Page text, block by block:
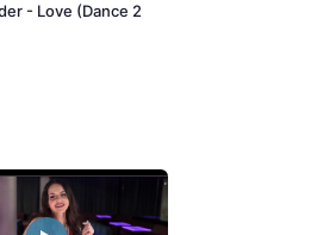
- Love (Dance 2